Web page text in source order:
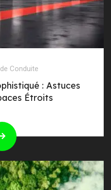
Conduite
: Astuces
Étroits